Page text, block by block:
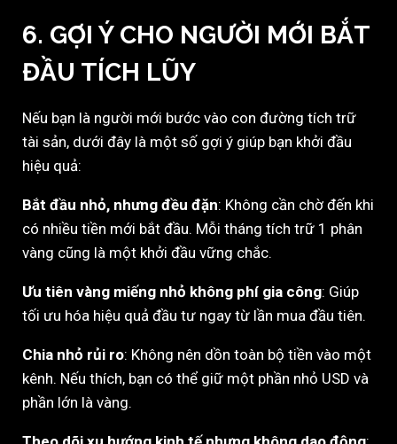
6. GỢI Ý CHO NGƯỜI MỚI BẮT
ĐẦU TÍCH LŨY
Nếu bạn là người mới bước vào con đường tích trữ
tài sản, dưới đây là một số gợi ý giúp bạn khởi đầu
hiệu quả:
Bắt đầu nhỏ, nhưng đều đặn: Không cần chờ đến khi
có nhiều tiền mới bắt đầu. Mỗi tháng tích trữ 1 phân
vàng cũng là một khởi đầu vững chắc.
Ưu tiên vàng miếng nhỏ không phí gia công: Giúp
tối ưu hóa hiệu quả đầu tư ngay từ lần mua đầu tiên.
Chia nhỏ rủi ro: Không nên dồn toàn bộ tiền vào một
kênh. Nếu thích, bạn có thể giữ một phần nhỏ USD và
phần lớn là vàng.